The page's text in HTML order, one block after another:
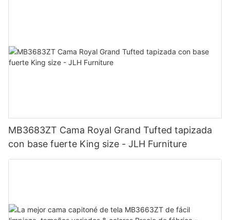
MB3683ZT Cama Royal Grand Tufted tapizada
con base fuerte King size - JLH Furniture